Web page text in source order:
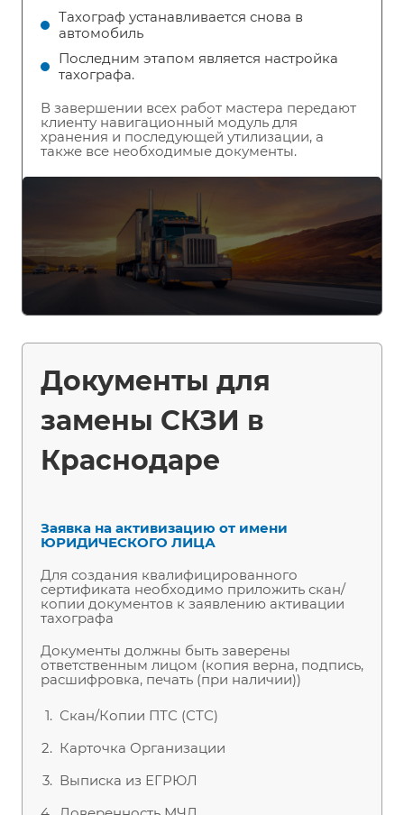
Тахограф устанавливается снова в
автомобиль
Последним этапом является настройка
тахографа.
В завершении всех работ мастера передают
клиенту навигационный модуль для
хранения и последующей утилизации, а
также все необходимые документы.
Документы для
замены СКЗИ в
Краснодаре
Заявка на активизацию от имени
ЮРИДИЧЕСКОГО ЛИЦА
Для создания квалифицированного
сертификата необходимо приложить скан/
копии документов к заявлению активации
тахографа
Документы должны быть заверены
ответственным лицом (копия верна, подпись,
расшифровка, печать (при наличии))
Скан/Копии ПТС (СТС)
Карточка Организации
Выписка из ЕГРЮЛ